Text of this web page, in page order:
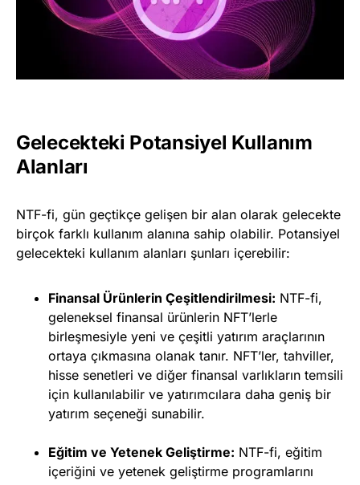
Gelecekteki Potansiyel Kullanım
Alanları
NTF-fi, gün geçtikçe gelişen bir alan olarak gelecekte
birçok farklı kullanım alanına sahip olabilir. Potansiyel
gelecekteki kullanım alanları şunları içerebilir:
Finansal Ürünlerin Çeşitlendirilmesi: NTF-fi,
geleneksel finansal ürünlerin NFT’lerle
birleşmesiyle yeni ve çeşitli yatırım araçlarının
ortaya çıkmasına olanak tanır. NFT’ler, tahviller,
hisse senetleri ve diğer finansal varlıkların temsili
için kullanılabilir ve yatırımcılara daha geniş bir
yatırım seçeneği sunabilir.
Eğitim ve Yetenek Geliştirme: NTF-fi, eğitim
içeriğini ve yetenek geliştirme programlarını